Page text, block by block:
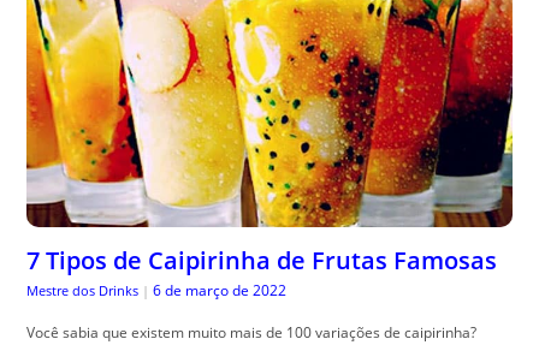
7 Tipos de Caipirinha de Frutas Famosas
Mestre dos Drinks | 6 de março de 2022
Você sabia que existem muito mais de 100 variações de caipirinha?